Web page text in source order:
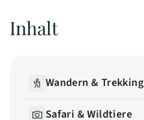
Inhalt
Wandern & Trekking
Safari & Wildtiere